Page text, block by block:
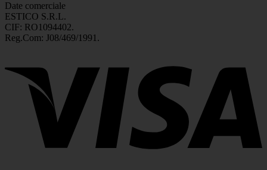
Date comerciale
ESTICO S.R.L.
CIF: RO1094402.
Reg.Com: J08/469/1991.